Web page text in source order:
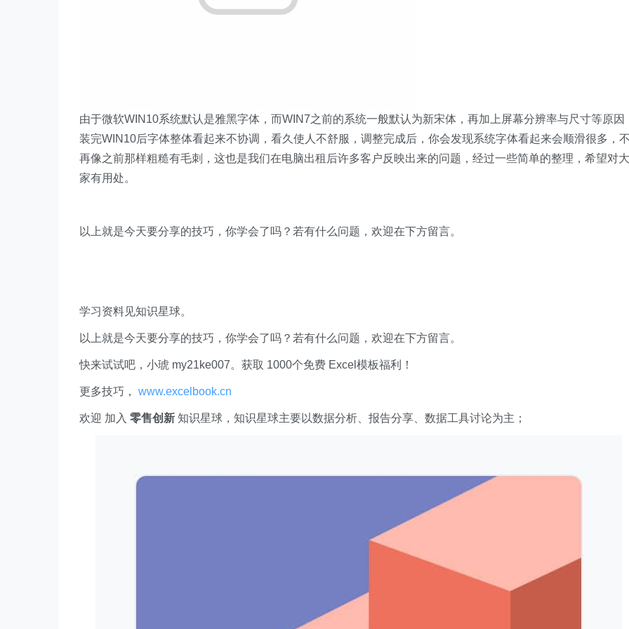
由于微软WIN10系统默认是雅黑字体，而WIN7之前的系统一般默认为新宋体，再加上屏幕分辨率与尺寸等原因
装完WIN10后字体整体看起来不协调，看久使人不舒服，调整完成后，你会发现系统字体看起来会顺滑很多，不
再像之前那样粗糙有毛刺，这也是我们在电脑出租后许多客户反映出来的问题，经过一些简单的整理，希望对大
家有用处。
​以上就是今天要分享的技巧，你学会了吗？若有什么问题，欢迎在下方留言。
学习资料见知识星球。
以上就是今天要分享的技巧，你学会了吗？若有什么问题，欢迎在下方留言。
快来试试吧，小琥 my21ke007。获取 1000个免费 Excel模板福利​​​​！
更多技巧， www.excelbook.cn
欢迎 加入 零售创新 知识星球，知识星球主要以数据分析、报告分享、数据工具讨论为主；